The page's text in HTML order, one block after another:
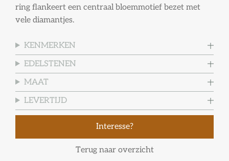
ring flankeert een centraal bloemmotief bezet met
vele diamantjes.
KENMERKEN
EDELSTENEN
MAAT
LEVERTIJD
Interesse?
Terug naar overzicht